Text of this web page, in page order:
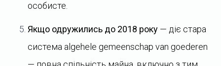
особисте.
Якщо одружились до 2018 року — діє стара
система algehele gemeenschap van goederen